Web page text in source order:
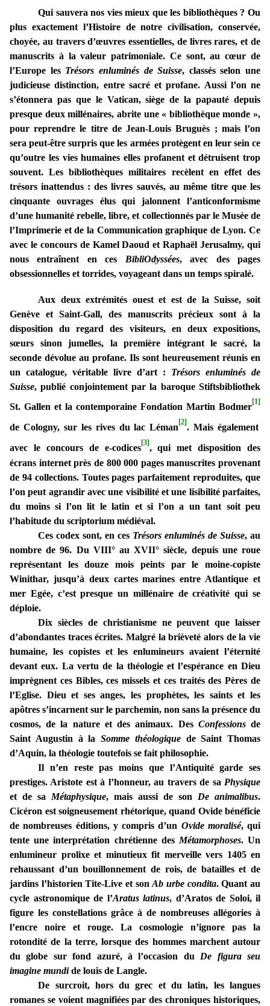
Qui sauvera nos vies mieux que les bibliothèques ? Ou
plus exactement l’Histoire de notre civilisation, conservée,
choyée, au travers d’œuvres essentielles, de livres rares, et de
manuscrits à la valeur patrimoniale. Ce sont, au cœur de
l’Europe les Trésors enluminés de Suisse, classés selon une
judicieuse distinction, entre sacré et profane. Aussi l’on ne
s’étonnera pas que le Vatican, siège de la papauté depuis
presque deux millénaires, abrite une « bibliothèque monde »,
pour reprendre le titre de Jean-Louis Bruguès ; mais l’on
sera peut-être surpris que les armées protègent en leur sein ce
qu’outre les vies humaines elles profanent et détruisent trop
souvent. Les bibliothèques militaires recèlent en effet des
trésors inattendus : des livres sauvés, au même titre que les
cinquante ouvrages élus qui jalonnent l’anticonformisme
d’une humanité rebelle, libre, et collectionnés par le Musée de
l’Imprimerie et de la Communication graphique de Lyon. Ce
avec le concours de Kamel Daoud et Raphaël Jerusalmy, qui
nous entraînent en ces BibliOdyssées, avec des pages
obsessionnelles et torrides, voyageant dans un temps spiralé.
Aux deux extrémités ouest et est de la Suisse, soit
Genève et Saint-Gall, des manuscrits précieux sont à la
disposition du regard des visiteurs, en deux expositions,
sœurs sinon jumelles, la première intégrant le sacré, la
seconde dévolue au profane. Ils sont heureusement réunis en
un catalogue, véritable livre d’art : Trésors enluminés de
Suisse, publié conjointement par la baroque Stiftsbibliothek
St. Gallen et la contemporaine Fondation Martin Bodmer[1]
de Cologny, sur les rives du lac Léman[2]. Mais également
avec le concours de e-codices[3], qui met disposition des
écrans internet près de 800 000 pages manuscrites provenant
de 94 collections. Toutes pages parfaitement reproduites, que
l’on peut agrandir avec une visibilité et une lisibilité parfaites,
du moins si l’on lit le latin et si l’on a un tant soit peu
l’habitude du scriptorium médiéval.
Ces codex sont, en ces Trésors enluminés de Suisse, au
nombre de 96. Du VIII° au XVII° siècle, depuis une roue
représentant les douze mois peints par le moine-copiste
Winithar, jusqu’à deux cartes marines entre Atlantique et
mer Egée, c’est presque un millénaire de créativité qui se
déploie.
Dix siècles de christianisme ne peuvent que laisser
d’abondantes traces écrites. Malgré la brièveté alors de la vie
humaine, les copistes et les enlumineurs avaient l’éternité
devant eux. La vertu de la théologie et l’espérance en Dieu
imprègnent ces Bibles, ces missels et ces traités des Pères de
l’Eglise. Dieu et ses anges, les prophètes, les saints et les
apôtres s’incarnent sur le parchemin, non sans la présence du
cosmos, de la nature et des animaux. Des Confessionsde
Saint Augustin à la Somme théologiquede Saint Thomas
d’Aquin, la théologie toutefois se fait philosophie.
Il n’en reste pas moins que l’Antiquité garde ses
prestiges. Aristote est à l’honneur, au travers de sa Physique
et de sa Métaphysique, mais aussi de son De animalibus.
Cicéron est soigneusement rhétorique, quand Ovide bénéficie
de nombreuses éditions, y compris d’un Ovide moralisé, qui
tente une interprétation chrétienne des Métamorphoses. Un
enlumineur prolixe et minutieux fit merveille vers 1405 en
rehaussant d’un bouillonnement de rois, de batailles et de
jardins l’historien Tite-Live et sonAb urbe condita. Quant au
cycle astronomique de l’Aratus latinus, d’Aratos de Soloi, il
figure les constellations grâce à de nombreuses allégories à
l’encre noire et rouge. La cosmologie n’ignore pas la
rotondité de la terre, lorsque des hommes marchent autour
du globe sur fond azuré, à l’occasion du De figura seu
imagine mundide louis de Langle.
De surcroit, hors du grec et du latin, les langues
romanes se voient magnifiées par des chroniques historiques,